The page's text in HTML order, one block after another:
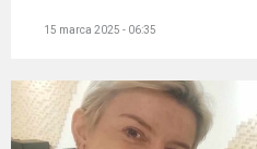
15 marca 2025 - 06:35